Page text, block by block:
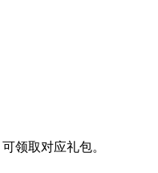
领取对应礼包。